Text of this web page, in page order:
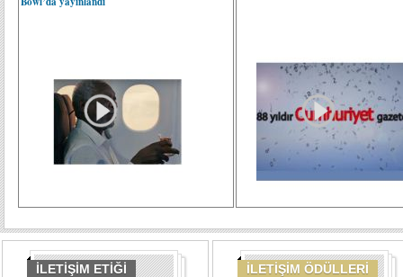
İLETİŞİM ETİĞİ İLETİŞİM ÖDÜLLERİ